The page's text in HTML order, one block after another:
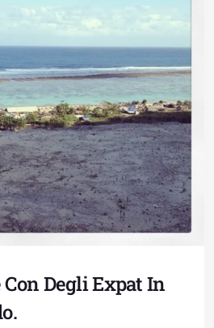
Degli Expat In